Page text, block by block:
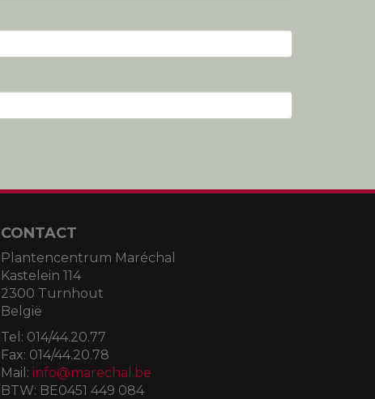
CONTACT
Plantencentrum Maréchal
Kastelein 114
2300 Turnhout
België
Tel: 014/44.20.77
Fax: 014/44.20.78
Mail: info@marechal.be
BTW: BE0451 449 084